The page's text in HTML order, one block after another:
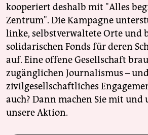
kooperiert deshalb mit "Alles
Zentrum". Die Kampagne
linke, selbstverwaltete Orte und
solidarischen Fonds für deren
auf. Eine offene Gesellschaft
zugänglichen Journalismus –
zivilgesellschaftliches
auch? Dann machen Sie mit und
unsere Aktion.